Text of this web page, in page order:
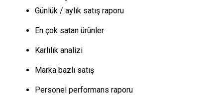
Günlük / aylık satış raporu
En çok satan ürünler
Karlılık analizi
Marka bazlı satış
Personel performans raporu